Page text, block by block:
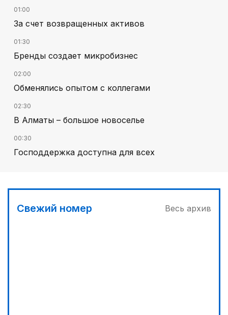
01:00
За счет возвращенных активов
01:30
Бренды создает микробизнес
02:00
Обменялись опытом с коллегами
02:30
В Алматы – большое новоселье
00:30
Господдержка доступна для всех
Продолжаются инспекционные поездки
Свежий номер Весь архив